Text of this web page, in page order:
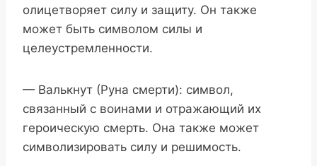
олицетворяет силу и защиту. Он также
может быть символом силы и
целеустремленности.
— Валькнут (Руна смерти): символ,
связанный с воинами и отражающий их
героическую смерть. Она также может
символизировать силу и решимость.